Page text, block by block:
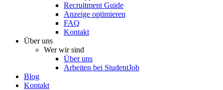
Recruitment Guide
Anzeige optimieren
FAQ
Kontakt
Über uns
Wer wir sind
Über uns
Arbeiten bei StudentJob
Blog
Kontakt